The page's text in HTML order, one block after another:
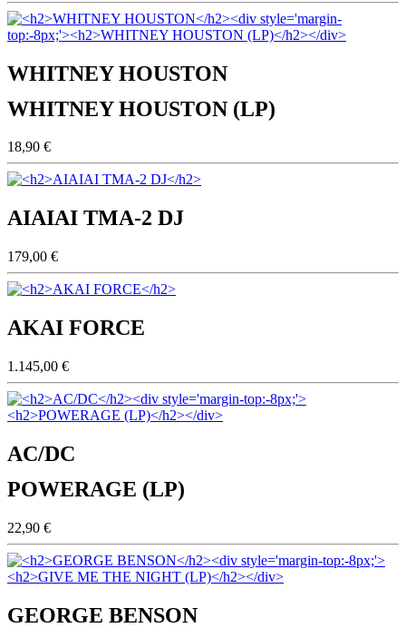
WHITNEY HOUSTON
WHITNEY HOUSTON (LP)
18,90 €
AIAIAI TMA-2 DJ
179,00 €
AKAI FORCE
1.145,00 €
AC/DC
POWERAGE (LP)
22,90 €
GEORGE BENSON